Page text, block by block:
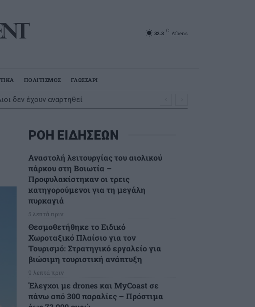
32.3 C Athens
ΠΟΛΙΤΙΣΜΟΣ ΓΛΩΣΣΑΡΙ
δεν έχουν αναρτηθεί
ΡΟΗ ΕΙΔΗΣΕΩΝ
Αναστολή λειτουργίας του αιολικού
πάρκου στη Βοιωτία –
Προφυλακίστηκαν οι τρεις
κατηγορούμενοι για τη μεγάλη
πυρκαγιά
5 λεπτά πριν
Θεσμοθετήθηκε το Ειδικό
Χωροταξικό Πλαίσιο για τον
Τουρισμό: Στρατηγικό εργαλείο για
βιώσιμη τουριστική ανάπτυξη
9 λεπτά πριν
Έλεγχοι με drones και MyCoast σε
πάνω από 300 παραλίες – Πρόστιμα